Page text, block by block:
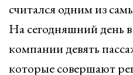
считался одним из
На сегодняшний день
компании девять
которые совершают